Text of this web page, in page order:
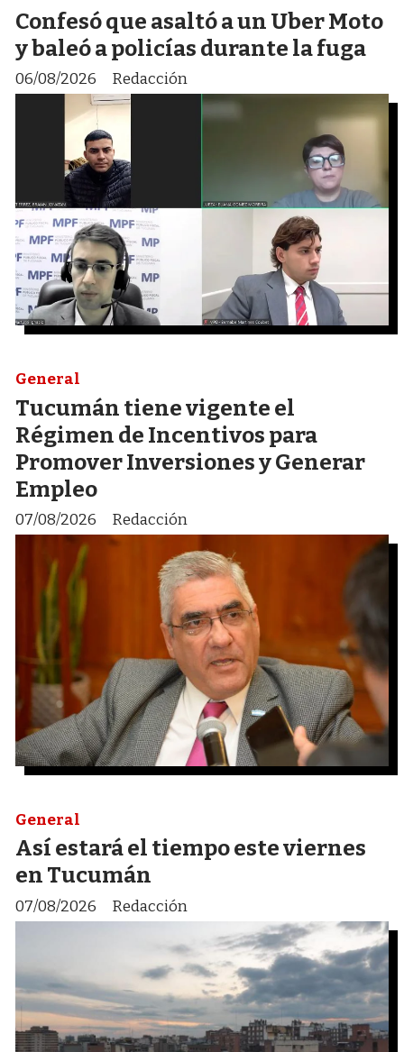
Confesó que asaltó a un Uber Moto
y baleó a policías durante la fuga
Redacción
06/08/2026
Tucumán tiene vigente el
Régimen de Incentivos para
Promover Inversiones y Generar
Empleo
Redacción
General
07/08/2026
Así estará el tiempo este viernes
en Tucumán
Redacción
General
07/08/2026